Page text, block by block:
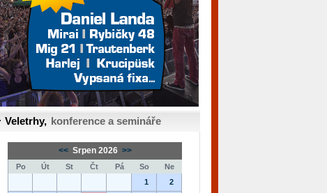
Veletrhy, konference a semináře
<< Srpen 2026 >>
Po Út St Čt Pá So
Ne
1
2